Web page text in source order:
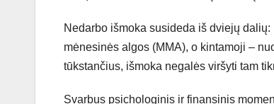
Nedarbo išmoka susideda iš dviejų
mėnesinės algos (MMA), o kintamoji –
tūkstančius, išmoka negalės viršyti tam
Svarbus psichologinis ir finansinis